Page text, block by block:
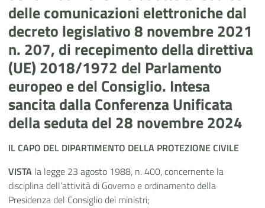
delle comunicazioni elettroniche dal
decreto legislativo 8 novembre 2021
n. 207, di recepimento della direttiva
(UE) 2018/1972 del Parlamento
europeo e del Consiglio. Intesa
sancita dalla Conferenza Unificata
della seduta del 28 novembre 2024
IL CAPO DEL DIPARTIMENTO DELLA PROTEZIONE CIVILE
VISTA la legge 23 agosto 1988, n. 400, concernente la
disciplina dell’attività di Governo e ordinamento della
Presidenza del Consiglio dei ministri;